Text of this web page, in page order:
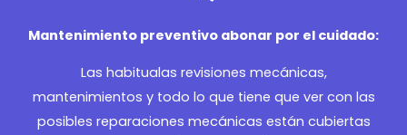
Mantenimiento preventivo abonar por el cuidado:
Las habitualas revisiones mecánicas,
mantenimientos y todo lo que tiene que ver con las
posibles reparaciones mecánicas están cubiertas